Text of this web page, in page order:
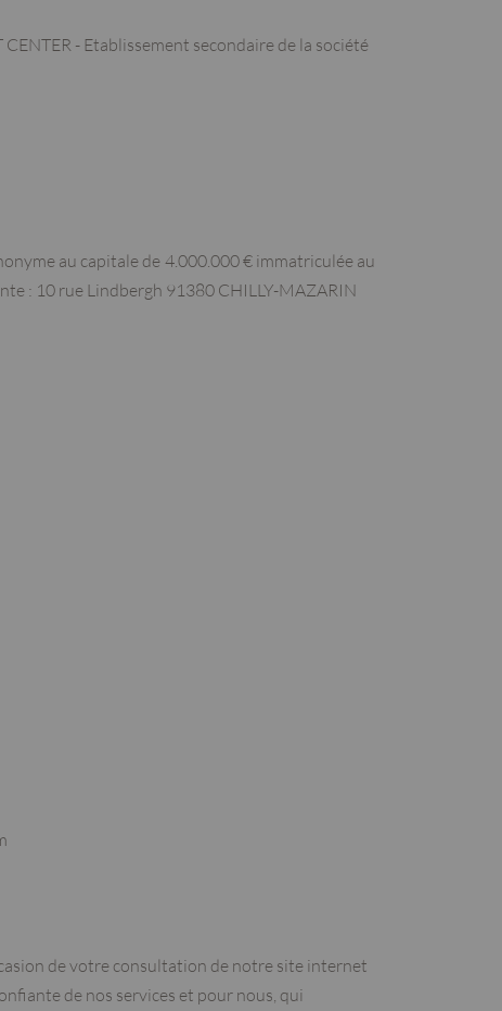
- Etablissement secondaire de la société
au capitale de 4.000.000 € immatriculée au
: 10 rue Lindbergh 91380 CHILLY-MAZARIN
de votre consultation de notre site internet
de nos services et pour nous, qui